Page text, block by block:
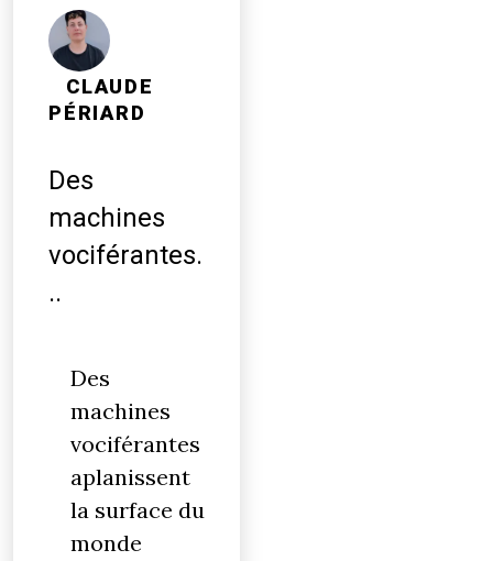
CLAUDE
PÉRIARD
Des
machines
vociférantes.
..
Des
machines
vociférantes
aplanissent
la surface du
monde